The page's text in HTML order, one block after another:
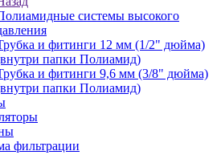
системы высокого
и фитинги 12 мм (1/2" дюйма)
папки Полиамид)
и фитинги 9,6 мм (3/8" дюйма)
папки Полиамид)
фильтрации